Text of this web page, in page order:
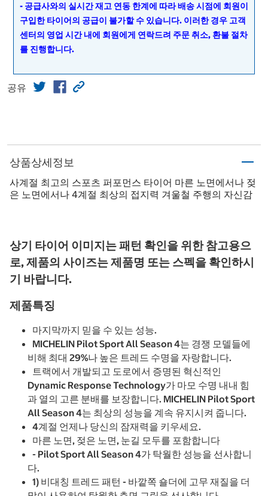
- 공급사와의 실시간 재고 연동 한계에 따라 배송 시점에 회원이
구입한 타이어의 공급이 불가할 수 있습니다. 이러한 경우 고객
센터의 영업 시간 내에 회원에게 연락드려 주문 취소, 환불 절차
를 진행합니다.
공유
상품상세정보
사계절 최고의 스포츠 퍼포먼스 타이어 마른 노면에서나 젖
은 노면에서나 4계절 최상의 접지력 겨울철 주행의 자신감
상기 타이어 이미지는 패턴 확인을 위한 참고용으
로, 제품의 사이즈는 제품명 또는 스펙을 확인하시
기 바랍니다.
제품특징
마지막까지 믿을 수 있는 성능.
MICHELIN Pilot Sport All Season 4는 경쟁 모델들에
비해 최대 29%나 높은 트레드 수명을 자랑합니다.
트랙에서 개발되고 도로에서 증명된 혁신적인
Dynamic Response Technology가 마모 수명 내내 힘
과 열의 고른 분배를 보장합니다. MICHELIN Pilot Sport
All Season 4는 최상의 성능을 계속 유지시켜 줍니다.
4계절 언제나 당신의 잠재력을 키우세요.
마른 노면, 젖은 노면, 눈길 모두를 포함합니다
- Pilot Sport All Season 4가 탁월한 성능을 선사합니
다.
1) 비대칭 트레드 패턴 - 바깥쪽 숄더에 고무 재질을 더